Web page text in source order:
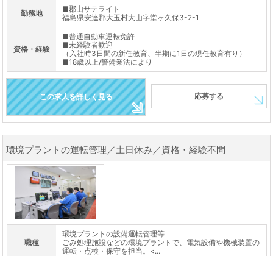
勤務地
■郡山サテライト
福島県安達郡大玉村大山字堂ヶ久保3-2-1
資格・経験
■普通自動車運転免許
■未経験者歓迎
（入社時3日間の新任教育、半期に1日の現任教育有り）
■18歳以上/警備業法により
この求人を詳しく見る 応募する
環境プラントの運転管理／土日休み／資格・経験不問
職種
環境プラントの設備運転管理等
ごみ処理施設などの環境プラントで、電気設備や機械装置の
運転・点検・保守を担当。<...